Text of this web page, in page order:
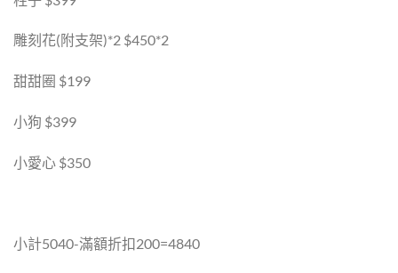
雕刻花(附支架)*2 $450*2
甜甜圈 $199
小狗 $399
小愛心 $350
小計5040-滿額折扣200=4840